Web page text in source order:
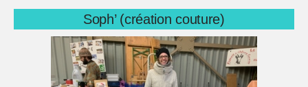
Soph’ (création couture)